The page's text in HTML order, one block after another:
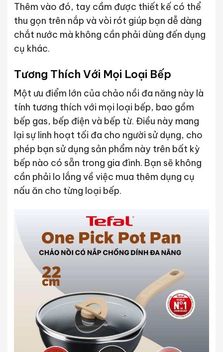
Thêm vào đó, tay cầm được thiết kế có thể
thu gọn trên nắp và vòi rót giúp bạn dễ dàng
chắt nước mà không cần phải dùng đến dụng
cụ khác.
Tương Thích Với Mọi Loại Bếp
Một ưu điểm lớn của chảo nồi đa năng này là
tính tương thích với mọi loại bếp, bao gồm
bếp gas, bếp điện và bếp từ. Điều này mang
lại sự linh hoạt tối đa cho người sử dụng, cho
phép bạn sử dụng sản phẩm này trên bất kỳ
bếp nào có sẵn trong gia đình. Bạn sẽ không
cần phải lo lắng về việc mua thêm dụng cụ
nấu ăn cho từng loại bếp.